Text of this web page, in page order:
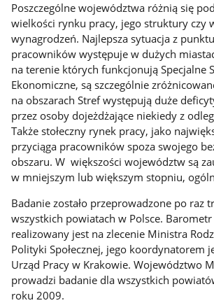
Poszczególne województwa różnią się
wielkości rynku pracy, jego struktury czy
wynagrodzeń. Najlepsza sytuacja z
pracowników występuje w dużych
na terenie których funkcjonują Specjalne
Ekonomiczne, są szczególnie
na obszarach Stref występują duże
przez osoby dojeżdżające niekiedy z
Także stołeczny rynek pracy, jako
przyciąga pracowników spoza swojego
obszaru. W większości województw są
w mniejszym lub większym stopniu,
Badanie zostało przeprowadzone po raz
wszystkich powiatach w Polsce.
realizowany jest na zlecenie Ministra
Polityki Społecznej, jego koordynatorem
Urząd Pracy w Krakowie. Województwo
prowadzi badanie dla wszystkich
roku 2009.